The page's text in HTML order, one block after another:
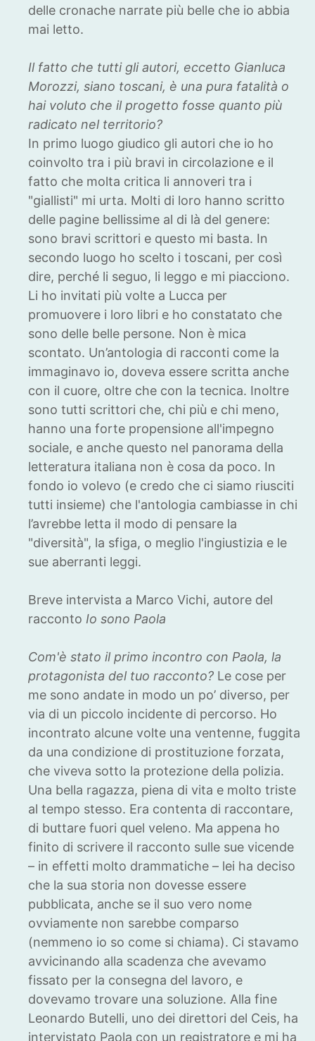
delle cronache narrate più belle che io abbia
mai letto.
Il fatto che tutti gli autori, eccetto Gianluca
Morozzi, siano toscani, è una pura fatalità o
hai voluto che il progetto fosse quanto più
radicato nel territorio?
In primo luogo giudico gli autori che io ho
coinvolto tra i più bravi in circolazione e il
fatto che molta critica li annoveri tra i
"giallisti" mi urta. Molti di loro hanno scritto
delle pagine bellissime al di là del genere:
sono bravi scrittori e questo mi basta. In
secondo luogo ho scelto i toscani, per così
dire, perché li seguo, li leggo e mi piacciono.
Li ho invitati più volte a Lucca per
promuovere i loro libri e ho constatato che
sono delle belle persone. Non è mica
scontato. Un’antologia di racconti come la
immaginavo io, doveva essere scritta anche
con il cuore, oltre che con la tecnica. Inoltre
sono tutti scrittori che, chi più e chi meno,
hanno una forte propensione all'impegno
sociale, e anche questo nel panorama della
letteratura italiana non è cosa da poco. In
fondo io volevo (e credo che ci siamo riusciti
tutti insieme) che l'antologia cambiasse in chi
l’avrebbe letta il modo di pensare la
"diversità", la sfiga, o meglio l'ingiustizia e le
sue aberranti leggi.
Breve intervista a Marco Vichi, autore del
racconto Io sono Paola
Com'è stato il primo incontro con Paola, la
protagonista del tuo racconto? Le cose per
me sono andate in modo un po’ diverso, per
via di un piccolo incidente di percorso. Ho
incontrato alcune volte una ventenne, fuggita
da una condizione di prostituzione forzata,
che viveva sotto la protezione della polizia.
Una bella ragazza, piena di vita e molto triste
al tempo stesso. Era contenta di raccontare,
di buttare fuori quel veleno. Ma appena ho
finito di scrivere il racconto sulle sue vicende
– in effetti molto drammatiche – lei ha deciso
che la sua storia non dovesse essere
pubblicata, anche se il suo vero nome
ovviamente non sarebbe comparso
(nemmeno io so come si chiama). Ci stavamo
avvicinando alla scadenza che avevamo
fissato per la consegna del lavoro, e
dovevamo trovare una soluzione. Alla fine
Leonardo Butelli, uno dei direttori del Ceis, ha
intervistato Paola con un registratore e mi ha